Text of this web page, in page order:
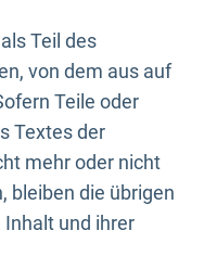
Teil des
von dem aus auf
Teile oder
Textes der
mehr oder nicht
bleiben die übrigen
und ihrer